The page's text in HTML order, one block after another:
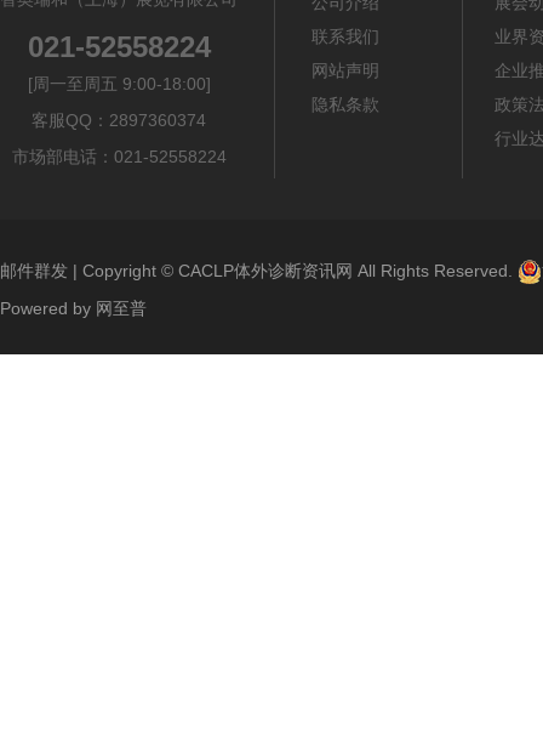
021-52558224
[周一至周五 9:00-18:00]
客服QQ：2897360374
市场部电话：021-52558224
联系我们
网站声明
隐私条款
业界
企业
政策
行业
邮件群发 | Copyright © CACLP体外诊断资讯网 All Rights Reserved.
Powered by 网至普